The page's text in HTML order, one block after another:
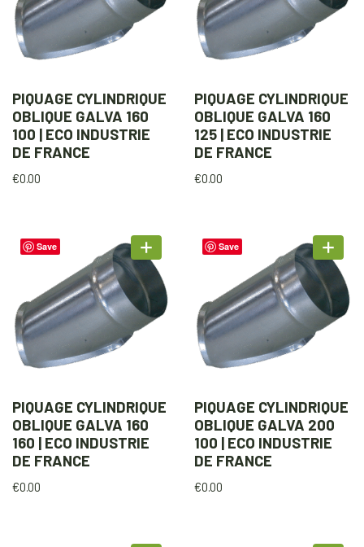
PIQUAGE CYLINDRIQUE
OBLIQUE GALVA 160
100 | ECO INDUSTRIE
DE FRANCE
€0.00
PIQUAGE CYLINDRIQUE
OBLIQUE GALVA 160
125 | ECO INDUSTRIE
DE FRANCE
€0.00
Save
PIQUAGE CYLINDRIQUE
OBLIQUE GALVA 160
160 | ECO INDUSTRIE
DE FRANCE
€0.00
Save
PIQUAGE CYLINDRIQUE
OBLIQUE GALVA 200
100 | ECO INDUSTRIE
DE FRANCE
€0.00